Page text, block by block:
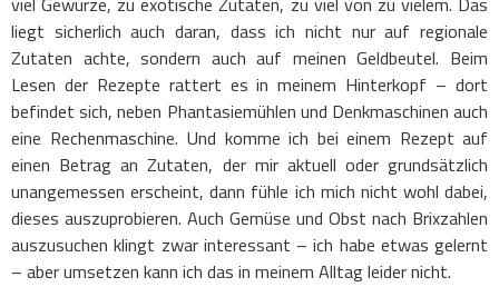
liegt sicherlich auch daran, dass ich nicht nur auf regionale
Zutaten achte, sondern auch auf meinen Geldbeutel. Beim
Lesen der Rezepte rattert es in meinem Hinterkopf – dort
befindet sich, neben Phantasiemühlen und Denkmaschinen auch
eine Rechenmaschine. Und komme ich bei einem Rezept auf
einen Betrag an Zutaten, der mir aktuell oder grundsätzlich
unangemessen erscheint, dann fühle ich mich nicht wohl dabei,
dieses auszuprobieren. Auch Gemüse und Obst nach Brixzahlen
auszusuchen klingt zwar interessant – ich habe etwas gelernt
– aber umsetzen kann ich das in meinem Alltag leider nicht.